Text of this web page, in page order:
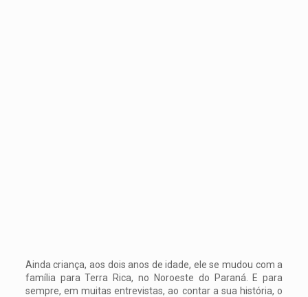
Ainda criança, aos dois anos de idade, ele se mudou com a
família para Terra Rica, no Noroeste do Paraná. E para
sempre, em muitas entrevistas, ao contar a sua história, o